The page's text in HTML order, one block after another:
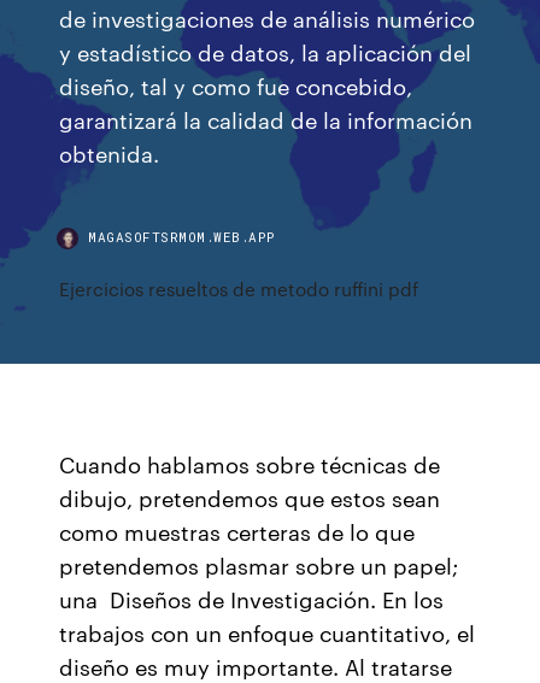
de investigaciones de análisis numérico
y estadístico de datos, la aplicación del
diseño, tal y como fue concebido,
garantizará la calidad de la información
obtenida.
MAGASOFTSRMOM.WEB.APP
Ejercicios resueltos de metodo ruffini pdf
Cuando hablamos sobre técnicas de
dibujo, pretendemos que estos sean
como muestras certeras de lo que
pretendemos plasmar sobre un papel;
una Diseños de Investigación. En los
trabajos con un enfoque cuantitativo, el
diseño es muy importante. Al tratarse